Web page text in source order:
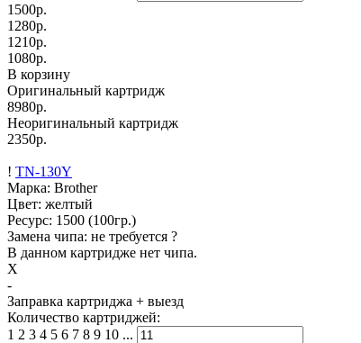
1500р.
1280р.
1210р.
1080р.
В корзину
Оригинальный картридж
8980р.
Неоригинальный картридж
2350р.
! TN-130Y
Марка: Brother
Цвет: желтый
Ресурс: 1500 (100гр.)
Замена чипа: не требуется ?
В данном картридже нет чипа.
X
-
Заправка картриджа + выезд
Количество картриджей:
1 2 3 4 5 6 7 8 9 10 ...